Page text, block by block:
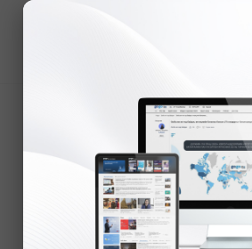
Орон
А.Анужин